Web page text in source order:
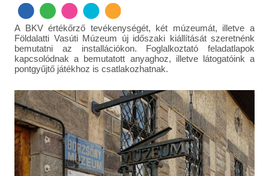
A BKV értékőrző tevékenységét, két múzeumát, illetve a
Földalatti Vasúti Múzeum új időszaki kiállítását szeretnénk
bemutatni az installációkon. Foglalkoztató feladatlapok
kapcsolódnak a bemutatott anyaghoz, illetve látogatóink a
pontgyűjtő játékhoz is csatlakozhatnak.